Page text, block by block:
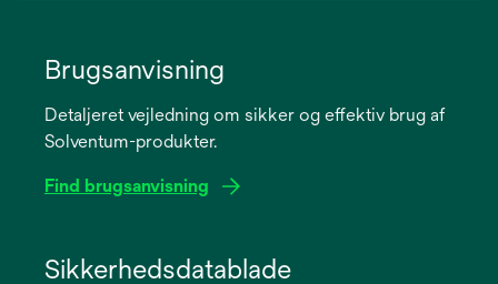
Brugsanvisning
Detaljeret vejledning om sikker og effektiv brug af
Solventum-produkter.
Find brugsanvisning
Sikkerhedsdatablade